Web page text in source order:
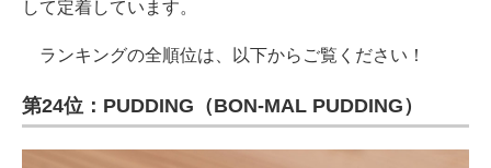
して定着しています。
ランキングの全順位は、以下からご覧ください！
第24位：PUDDING（BON-MAL PUDDING）